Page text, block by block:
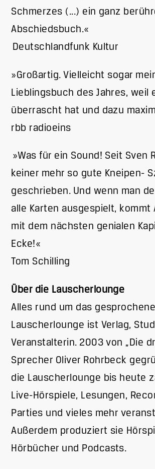
Schmerzes (...) ein ganz
Abschiedsbuch.«
Deutschlandfunk Kultur
»Großartig. Vielleicht sogar
Lieblingsbuch des Jahres, weil
überrascht hat und dazu
rbb radioeins
»Was für ein Sound! Seit Sven
keiner mehr so gute Kneipen-
geschrieben. Und wenn man
alle Karten ausgespielt, kommt
mit dem nächsten genialen
Ecke!«
Tom Schilling
Über die Lauscherlounge
Alles rund um das
Lauscherlounge ist Verlag,
Veranstalterin. 2003 von „Die
Sprecher Oliver Rohrbeck
die Lauscherlounge bis heute
Live-Hörspiele, Lesungen,
Parties und vieles mehr
Außerdem produziert sie
Hörbücher und Podcasts.